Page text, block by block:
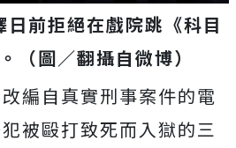
日前拒絕在戲院跳《科目
（圖／翻攝自微博）
編自真實刑事案件的電
被毆打致死而入獄的三